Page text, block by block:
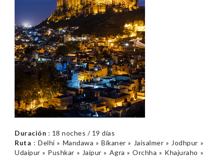
Duración : 18 noches / 19 días
Ruta : Delhi » Mandawa » Bikaner » Jaisalmer » Jodhpur »
Udaipur » Pushkar » Jaipur » Agra » Orchha » Khajuraho »